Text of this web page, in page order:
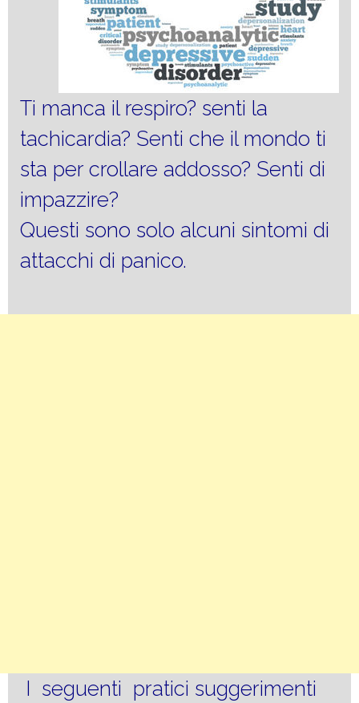
Ti manca il respiro? senti la
tachicardia? Senti che il mondo ti
sta per crollare addosso? Senti di
impazzire?
Questi sono solo alcuni sintomi di
attacchi di panico.
I seguenti pratici suggerimenti